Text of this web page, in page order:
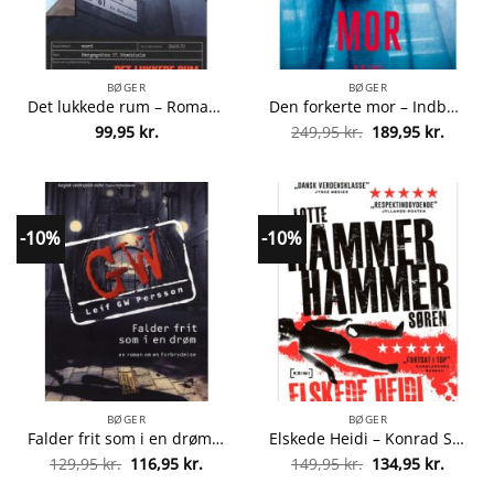
BØGER
Det lukkede rum – Roman om en forbrydelse 8 – Paperback fra 9788770530606
99,95 kr.
BØGER
Den forkerte mor – Indbundet fra 9788772382814
249,95kr. Den
oprindelige
249,95 kr..
189,95 kr.Den
-10%
BØGER
Falder frit som i en drøm – Palme-trilogien 3 – Paperback fra 9788770535618
129,95kr. Den
oprindelige
116,95 kr.Den
aktuelle
-10%
BØGER
Elskede Heidi – Konrad Simonsen 6 – Paperback fra 9788702191974
149,95kr. Den
oprindelige
134,95 kr.Den